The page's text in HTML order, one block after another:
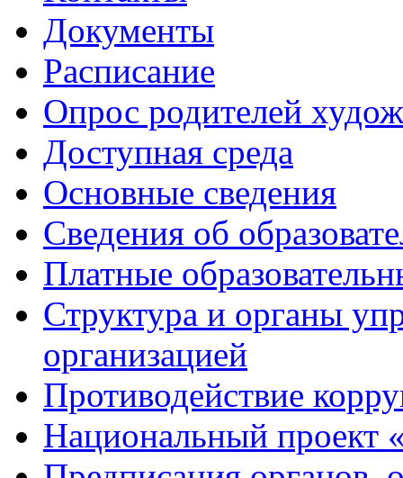
Документы
Расписание
Опрос родителей
Доступная среда
Основные сведения
Сведения об
Платные
Структура и органы
организацией
Противодействие
Национальный проект